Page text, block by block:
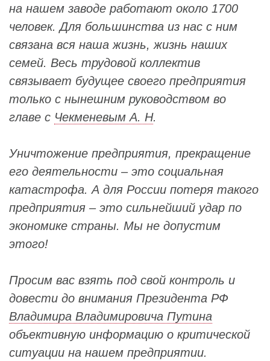
на нашем заводе работают около 1700
человек. Для большинства из нас с ним
связана вся наша жизнь, жизнь наших
семей. Весь трудовой коллектив
связывает будущее своего предприятия
только с нынешним руководством во
главе с Чекменевым А. Н.
Уничтожение предприятия, прекращение
его деятельности – это социальная
катастрофа. А для России потеря такого
предприятия – это сильнейший удар по
экономике страны. Мы не допустим
этого!
Просим вас взять под свой контроль и
довести до внимания Президента РФ
Владимира Владимировича Путина
объективную информацию о критической
ситуации на нашем предприятии.